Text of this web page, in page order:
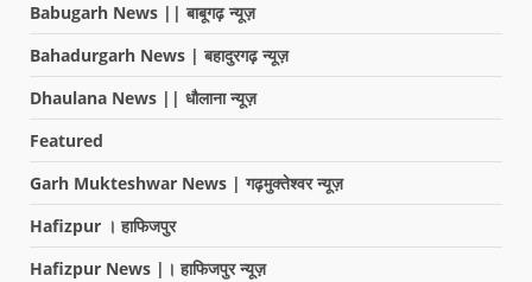
Babugarh News || बाबूगढ़ न्यूज़
Bahadurgarh News | बहादुरगढ़ न्यूज़
Dhaulana News || धौलाना न्यूज़
Featured
Garh Mukteshwar News | गढ़मुक्तेश्वर न्यूज़
Hafizpur । हाफिजपुर
Hafizpur News |। हाफिजपुर न्यूज़